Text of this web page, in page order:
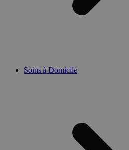
Soins à Domicile